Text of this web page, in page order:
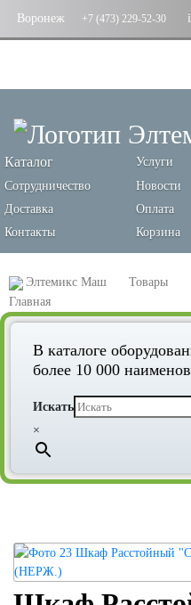
Воронеж +7 (473) 229-52-30
Каталог Услуги
Сотрудничество
Новости
Доставка
Оплата
Контакты
Корзина
Элтемикс Маш Товары
Оборудование для производства
Хлебопекарные печи и
Шкаф Расстойный «СХМ-ШР/
В каталоге
более 10 000
Искать
×